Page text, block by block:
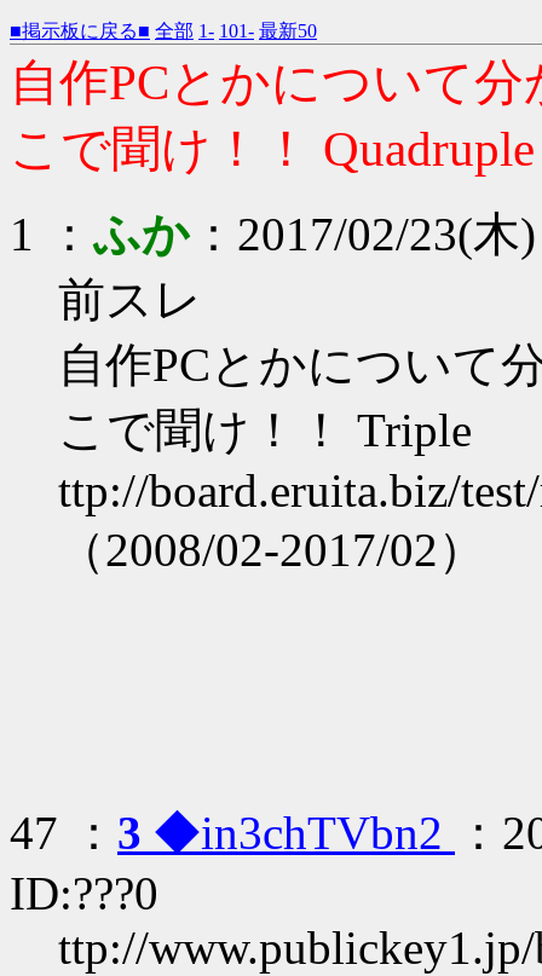
■掲示板に戻る■ 全部 1- 101- 最新50
自作PCとかについて
こで聞け！！ Quadruple
1 ：ふか：2017/02/23(木
前スレ
自作PCとかについて
こで聞け！！ Triple
ttp://board.eruita.biz/
（2008/02-2017/02）
47 ： 3 ◆in3chTVbn2
：
ID:???0
ttp://www.publickey1.jp/